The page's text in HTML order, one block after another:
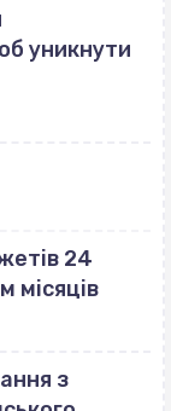
уникнути
24
місяців
з